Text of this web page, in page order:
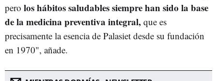
pero los hábitos saludables siempre han sido la base
de la medicina preventiva integral, que es
precisamente la esencia de Palasiet desde su fundación
en 1970", añade.